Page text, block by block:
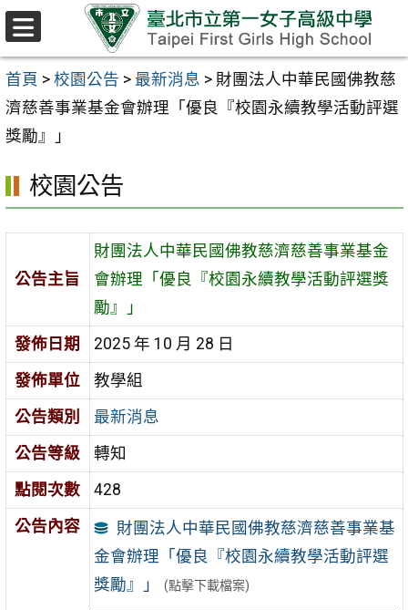
跳至主要內容區
首頁 > 校園公告 > 最新消息 > 財團法人中華民國佛教慈
濟慈善事業基金會辦理「優良『校園永續教學活動評選
獎勵』」
校園公告
公告主旨
財團法人中華民國佛教慈濟慈善事業基金
會辦理「優良『校園永續教學活動評選獎
勵』」
發佈日期
2025 年 10 月 28 日
發佈單位
教學組
公告類別
最新消息
公告等級
轉知
點閱次數
428
公告內容
財團法人中華民國佛教慈濟慈善事業基
金會辦理「優良『校園永續教學活動評選
獎勵』」
(點擊下載檔案)
選
單